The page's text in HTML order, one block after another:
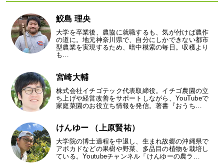
鮫島 理央
大学を卒業後、農協に就職するも、気が付けば農作
の道に。地元神奈川県で、自分にしかできない都市
型農業を実現するため、暗中模索の毎日。収穫より
も…
宮崎大輔
株式会社イチゴテック代表取締役。イチゴ農園の立
ち上げや経営改善をサポートしながら、YouTubeで
家庭菜園のお役立ち情報を発信。著書『おうち…
けんゆー （上原賢祐）
大学院の博士過程を中退し、生まれ故郷の沖縄県で
アボカドなどの果樹や野菜、多品目の植物を栽培し
ている。Youtubeチャンネル「けんゆーの農ラ…